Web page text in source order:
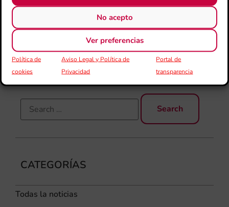
No acepto
Ver preferencias
Política de
cookies
Aviso Legal y Política de
Privacidad
Portal de
transparencia
CATEGORÍAS
Todas la noticias